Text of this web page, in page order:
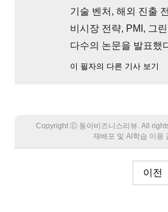
기술 벤처, 해외 진출
비시장 전략, PMI, 그
다수의 논문을 발표했
이 필자의 다른 기사 보기
Copyright Ⓒ 동아비즈니스리뷰. All
재배포 및 AI학습 이용
이전